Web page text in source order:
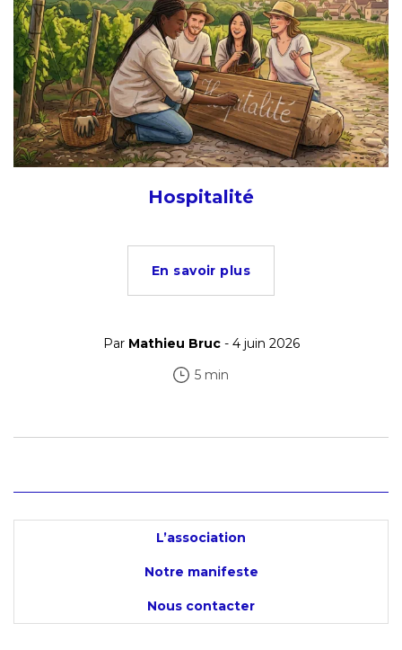
Hospitalité
En savoir plus
Par Mathieu Bruc- 4 juin 2026
5 min
L’association
Notre manifeste
Nous contacter